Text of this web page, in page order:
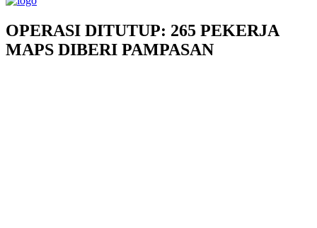
OPERASI DITUTUP: 265 PEKERJA
MAPS DIBERI PAMPASAN